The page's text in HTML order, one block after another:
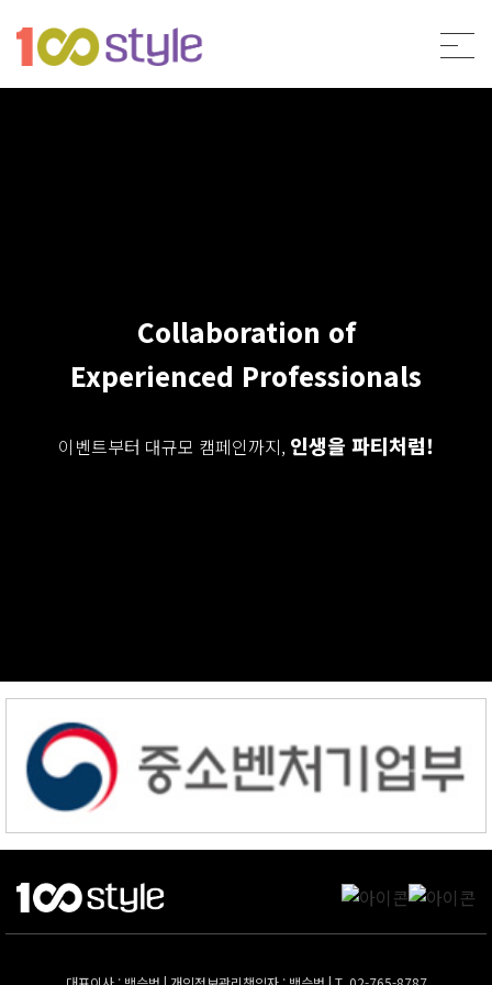
Collaboration of
Experienced Professionals
이벤트부터 대규모 캠페인까지, 인생을 파티처럼!